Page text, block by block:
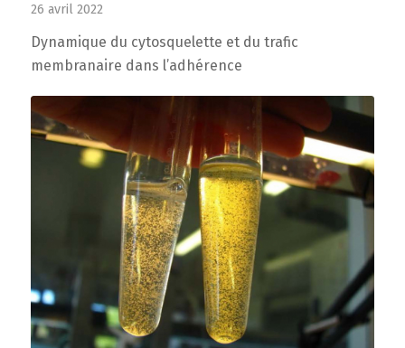
26 avril 2022
Dynamique du cytosquelette et du trafic
membranaire dans l’adhérence